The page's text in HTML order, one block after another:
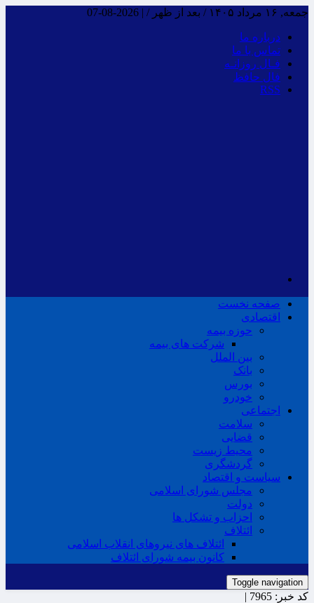
جمعه, ۱۶ مرداد ۱۴۰۵ / بعد از ظهر / |
2026-08-07
درباره ما
تماس با ما
فـال روزانـه
فال حافظ
RSS
صفحه نخست
اقتصادی
حوزه بیمه
شرکت های بیمه
بین الملل
بانک
بورس
خودرو
اجتماعی
سلامت
قضایی
محیط زیست
گردشگری
سیاست و اقتصاد
مجلس شورای اسلامی
دولت
احزاب و تشکل ها
ائتلاف
ائتلاف های نیروهای انقلاب اسلامی
کانون بیمه شورای ائتلاف
Toggle navigation
کد خبر: 7965 |